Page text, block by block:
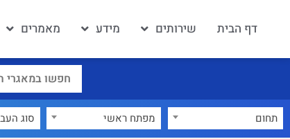
דף הבית שירותים מידע מאמרים
תחום מפתח ראשי